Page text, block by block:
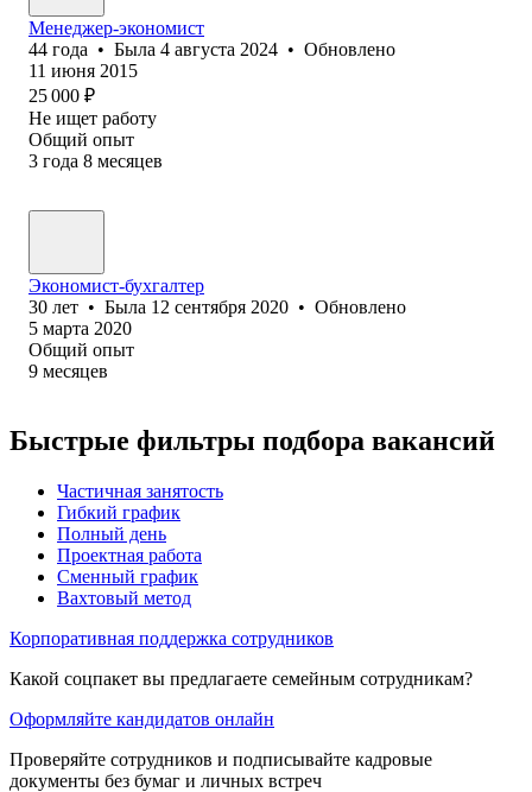
Менеджер-экономист
44 года • Была 4 августа 2024 • Обновлено
11 июня 2015
25 000 ₽
Не ищет работу
Общий опыт
3 года 8 месяцев
Экономист-бухгалтер
30 лет • Была 12 сентября 2020 • Обновлено
5 марта 2020
Общий опыт
9 месяцев
Быстрые фильтры подбора вакансий
Частичная занятость
Гибкий график
Полный день
Проектная работа
Сменный график
Вахтовый метод
Корпоративная поддержка сотрудников
Какой соцпакет вы предлагаете семейным сотрудникам?
Оформляйте кандидатов онлайн
Проверяйте сотрудников и подписывайте кадровые
документы без бумаг и личных встреч